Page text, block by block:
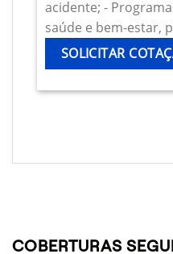
acidente; -
saúde e bem-estar,
SOLICITAR
COBERTURAS